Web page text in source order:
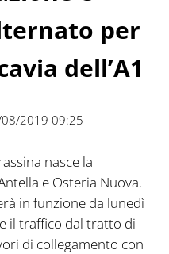
per
dell’A1
2019 09:25
nasce la
e Osteria Nuova.
in funzione da lunedì
il traffico dal tratto di
di collegamento con